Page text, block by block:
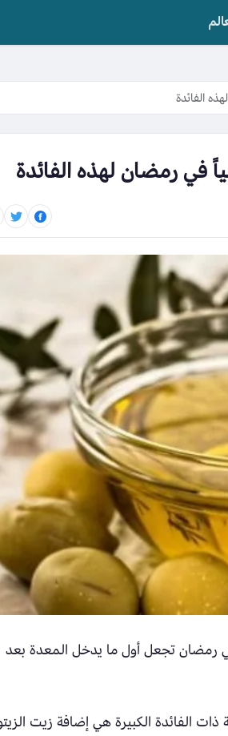
الفائدة
رمضان لهذه الفائدة
رمضان تجعل أول ما يدخل المعدة بعد
الفائدة الكبيرة هي إضافة زيت